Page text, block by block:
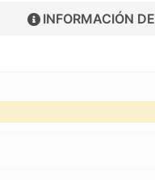
INFORMACIÓN DE